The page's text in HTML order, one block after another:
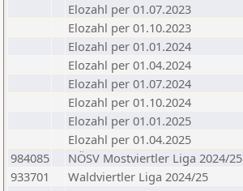
Elozahl per 01.07.2023
Elozahl per 01.10.2023
Elozahl per 01.01.2024
Elozahl per 01.04.2024
Elozahl per 01.07.2024
Elozahl per 01.10.2024
Elozahl per 01.01.2025
Elozahl per 01.04.2025
984085
NÖSV Mostviertler Liga 2024/25
933701
Waldviertler Liga 2024/25